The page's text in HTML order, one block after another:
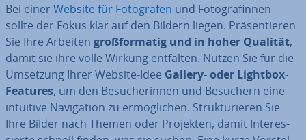
Bei einer Website für Fo­to­gra­fen und Fo­to­gra­fin­nen
sollte der Fokus klar auf den Bildern liegen. Prä­sen­tie­ren
Sie Ihre Arbeiten groß­for­ma­tig und in hoher Qualität,
damit sie ihre volle Wirkung entfalten. Nutzen Sie für die
Umsetzung Ihrer Website-Idee Gallery- oder Lightbox-
Features, um den Be­su­che­rin­nen und Besuchern eine
intuitive Na­vi­ga­ti­on zu er­mög­li­chen. Struk­tu­rie­ren Sie
Ihre Bilder nach Themen oder Projekten, damit In­ter­es­